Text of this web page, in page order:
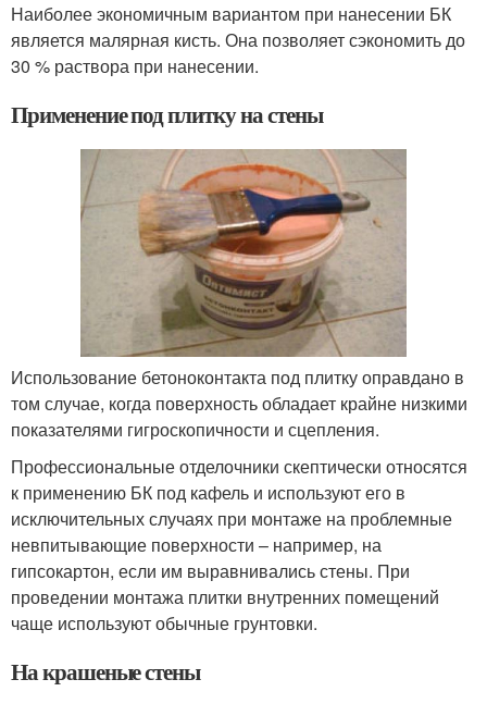
Наиболее экономичным вариантом при нанесении БК
является малярная кисть. Она позволяет сэкономить до
30 % раствора при нанесении.
Применение под плитку на стены
Использование бетоноконтакта под плитку оправдано в
том случае, когда поверхность обладает крайне низкими
показателями гигроскопичности и сцепления.
Профессиональные отделочники скептически относятся
к применению БК под кафель и используют его в
исключительных случаях при монтаже на проблемные
невпитывающие поверхности – например, на
гипсокартон, если им выравнивались стены. При
проведении монтажа плитки внутренних помещений
чаще используют обычные грунтовки.
На крашеные стены